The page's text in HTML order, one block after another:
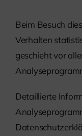
Beim Besuch
Verhalten
geschieht vor
Detaillierte